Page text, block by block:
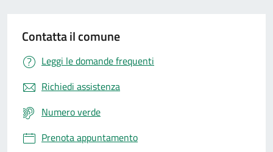
Contatta il comune
Leggi le domande frequenti
Richiedi assistenza
Numero verde
Prenota appuntamento